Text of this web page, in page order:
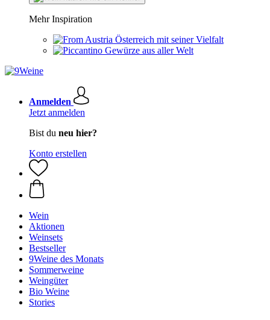
Mehr Inspiration
Österreich mit seiner Vielfalt
Gewürze aus aller Welt
Anmelden
Jetzt anmelden
Bist du neu hier?
Konto erstellen
Wein
Aktionen
Weinsets
Bestseller
9Weine des Monats
Sommerweine
Weingüter
Bio Weine
Stories